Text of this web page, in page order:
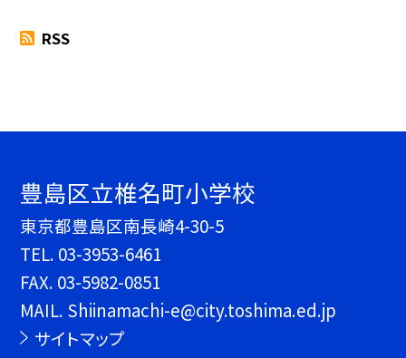
RSS
豊島区立椎名町小学校
東京都豊島区南長崎4-30-5
TEL. 03-3953-6461
FAX. 03-5982-0851
MAIL. Shiinamachi-e@city.toshima.ed.jp
サイトマップ